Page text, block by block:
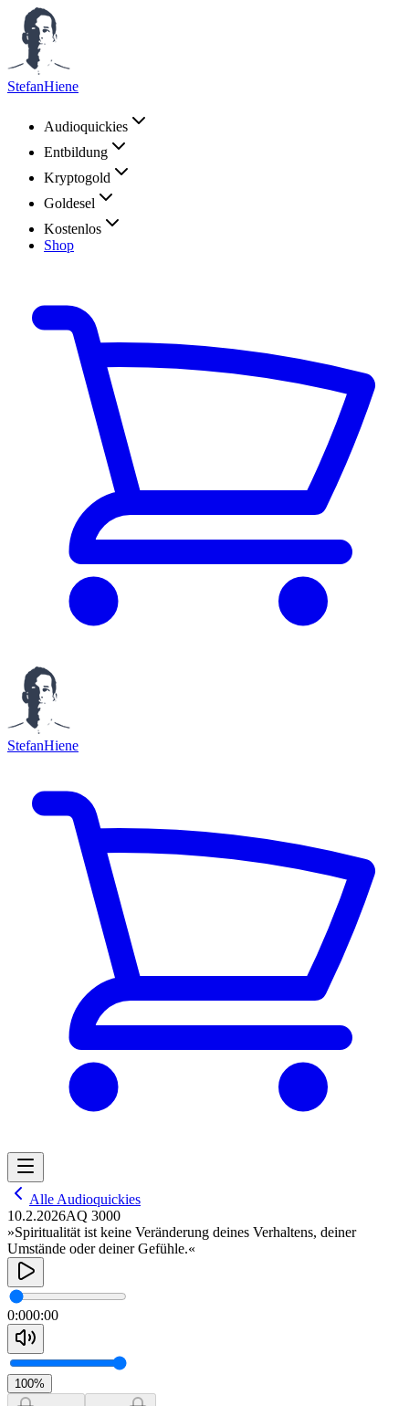
StefanHiene
Audioquickies
Entbildung
Kryptogold
Goldesel
Kostenlos
Shop
StefanHiene
Alle Audioquickies
10.2.2026AQ 3000
»Spiritualität ist keine Veränderung deines Verhaltens, deiner
Umstände oder deiner Gefühle.«
0:000:00
100%